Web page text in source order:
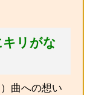
キリがな
曲への想い